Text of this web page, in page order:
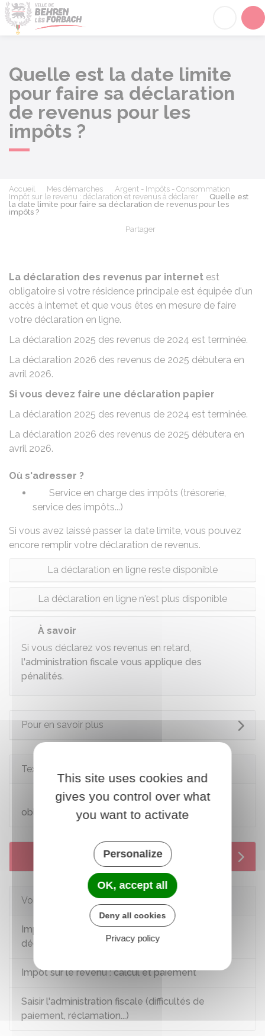
Quelle est la date limite
pour faire sa déclaration
de revenus pour les
impôts ?
Accueil Mes démarches
Argent - Impôts - Consommation
Impôt sur le revenu : déclaration et revenus à déclarer
Quelle est
la date limite pour faire sa déclaration de revenus pour les
impôts ?
Partager
La déclaration des revenus par internet est
obligatoire si votre résidence principale est équipée d'un
accès à internet et que vous êtes en mesure de faire
votre déclaration en ligne.
La déclaration 2025 des revenus de 2024 est terminée.
La déclaration 2026 des revenus de 2025 débutera en
avril 2026.
Si vous devez faire une déclaration papier
La déclaration 2025 des revenus de 2024 est terminée.
La déclaration 2026 des revenus de 2025 débutera en
avril 2026.
Où s'adresser ?
Service en charge des impôts (trésorerie,
service des impôts...)
Si vous avez laissé passer la date limite, vous pouvez
encore remplir votre déclaration de revenus.
La déclaration en ligne reste disponible
La déclaration en ligne n'est plus disponible
À savoir
Si vous déclarez vos revenus en retard,
l'administration fiscale vous applique des
pénalités.
Pour en savoir plus
Textes de référence
Bofip-Impôts n°BOI-IR-DECLA relatif aux
obligations déclaratives
Services en ligne et formulaires
Voir aussi
Impôt sur le revenu : déclaration et revenus à
déclarer
Impôt sur le revenu : calcul et paiement
Saisir l'administration fiscale (difficultés de
paiement, réclamation...)
This site uses cookies and
gives you control over what
you want to activate
Personalize
OK, accept all
Deny all cookies
Privacy policy